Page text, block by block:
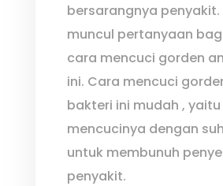
bersarangnya penyakit.
muncul pertanyaan
cara mencuci gorden
ini. Cara mencuci
bakteri ini mudah , yaitu
mencucinya dengan
untuk membunuh
penyakit.